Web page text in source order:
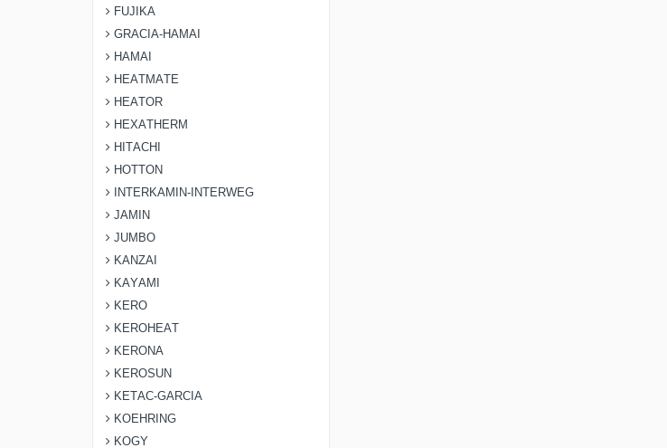
FUJIKA
GRACIA-HAMAI
HAMAI
HEATMATE
HEATOR
HEXATHERM
HITACHI
HOTTON
INTERKAMIN-INTERWEG
JAMIN
JUMBO
KANZAI
KAYAMI
KERO
KEROHEAT
KERONA
KEROSUN
KETAC-GARCIA
KOEHRING
KOGY